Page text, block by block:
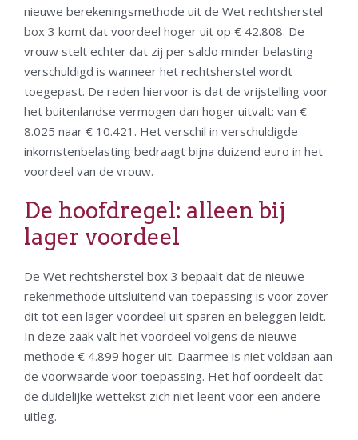
nieuwe berekeningsmethode uit de Wet rechtsherstel
box 3 komt dat voordeel hoger uit op € 42.808. De
vrouw stelt echter dat zij per saldo minder belasting
verschuldigd is wanneer het rechtsherstel wordt
toegepast. De reden hiervoor is dat de vrijstelling voor
het buitenlandse vermogen dan hoger uitvalt: van €
8.025 naar € 10.421. Het verschil in verschuldigde
inkomstenbelasting bedraagt bijna duizend euro in het
voordeel van de vrouw.
De hoofdregel: alleen bij
lager voordeel
De Wet rechtsherstel box 3 bepaalt dat de nieuwe
rekenmethode uitsluitend van toepassing is voor zover
dit tot een lager voordeel uit sparen en beleggen leidt.
In deze zaak valt het voordeel volgens de nieuwe
methode € 4.899 hoger uit. Daarmee is niet voldaan aan
de voorwaarde voor toepassing. Het hof oordeelt dat
de duidelijke wettekst zich niet leent voor een andere
uitleg.